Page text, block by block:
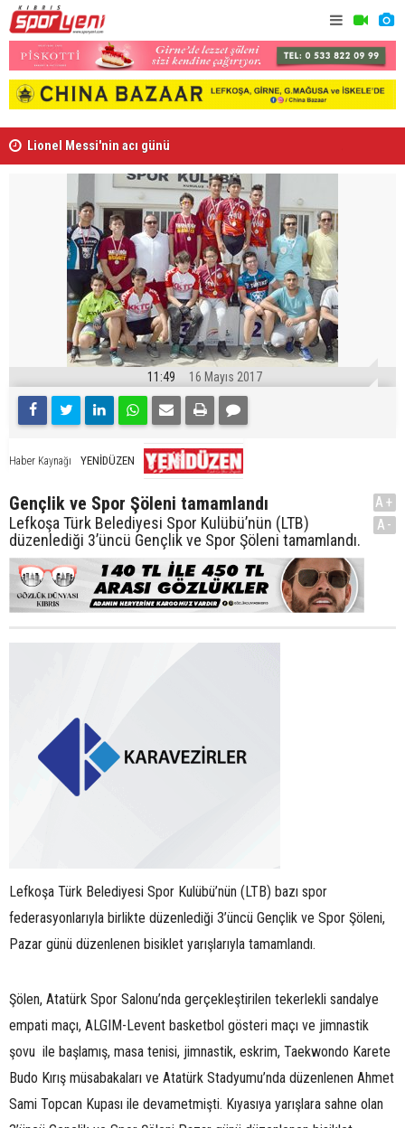
Lionel Messi'nin acı günü
11:49 16 Mayıs 2017
Haber Kaynağı YENİDÜZEN
Gençlik ve Spor Şöleni tamamlandı
Lefkoşa Türk Belediyesi Spor Kulübü’nün (LTB)
düzenlediği 3’üncü Gençlik ve Spor Şöleni tamamlandı.
A+
A-
Lefkoşa Türk Belediyesi Spor Kulübü’nün (LTB) bazı spor
federasyonlarıyla birlikte düzenlediği 3’üncü Gençlik ve Spor Şöleni,
Pazar günü düzenlenen bisiklet yarışlarıyla tamamlandı.
Şölen, Atatürk Spor Salonu’nda gerçekleştirilen tekerlekli sandalye
empati maçı, ALGIM-Levent basketbol gösteri maçı ve jimnastik
şovu ile başlamış, masa tenisi, jimnastik, eskrim, Taekwondo Karete
Budo Kırış müsabakaları ve Atatürk Stadyumu’nda düzenlenen Ahmet
Sami Topcan Kupası ile devametmişti. Kıyasıya yarışlara sahne olan